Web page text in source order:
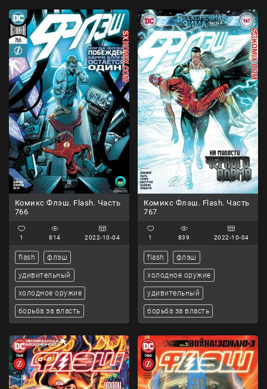
Комикс Флэш. Flash. Часть
766
1 814 2022-10-04
flash флэш
удивительный
холодное оружие
борьба за власть
Комикс Флэш. Flash. Часть
767
1 839 2022-10-04
flash флэш
холодное оружие
удивительный
борьба за власть